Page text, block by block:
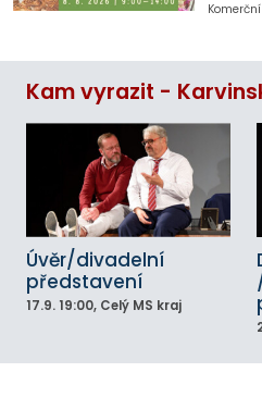
Kam vyrazit -
Úvěr/divadelní
představení
17.9. 19:00, Celý MS kraj